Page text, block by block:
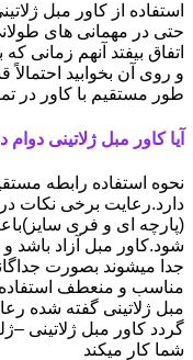
استفاده از کاور مبل
حتی در مهمانی های
اتفاق بیفتد آنهم زمانی
و روی آن بخوابید
طور مستقیم با کاور در
آیا کاور مبل ژلاتینی دوام
نحوه استفاده رابطه
دارد.رعایت برخی نکات در
(پارچه ای و فری
شود.کاور مبل آزاد باشد
جدا میشوند بصورت
مناسب و منعطف
مبل ژلاتینی گفته شده
گردد کاور مبل ژلاتینی
شما کار میکند